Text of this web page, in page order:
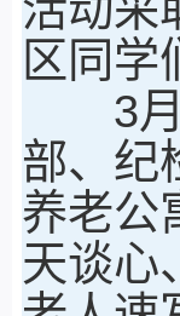
区同学
3月
部、纪
养老公
天谈心